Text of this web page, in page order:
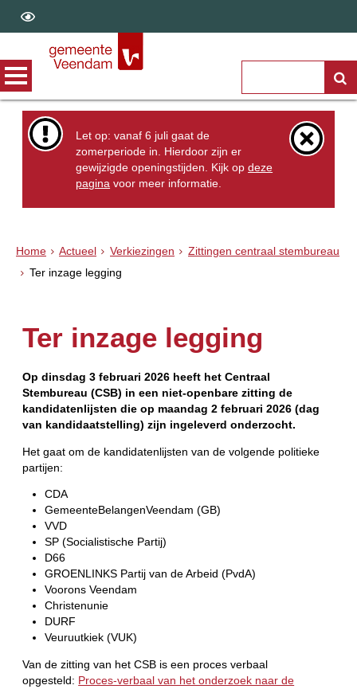
Let op: vanaf 6 juli gaat de
zomerperiode in. Hierdoor zijn er
gewijzigde openingstijden. Kijk opdeze
pagina voor meer informatie.
Home Actueel Verkiezingen
Zittingen centraal stembureau
Ter inzage legging
Ter inzage legging
Op dinsdag 3 februari 2026 heeft het Centraal
Stembureau (CSB) in een niet-openbare zitting de
kandidatenlijsten die op maandag 2 februari 2026 (dag
van kandidaatstelling) zijn ingeleverd onderzocht.
Het gaat om de kandidatenlijsten van de volgende politieke
partijen:
CDA
GemeenteBelangenVeendam (GB)
VVD
SP (Socialistische Partij)
D66
GROENLINKS Partij van de Arbeid (PvdA)
Voorons Veendam
Christenunie
DURF
Veuruutkiek (VUK)
Van de zitting van het CSB is een proces verbaal
opgesteld: Proces-verbaal van het onderzoek naar de